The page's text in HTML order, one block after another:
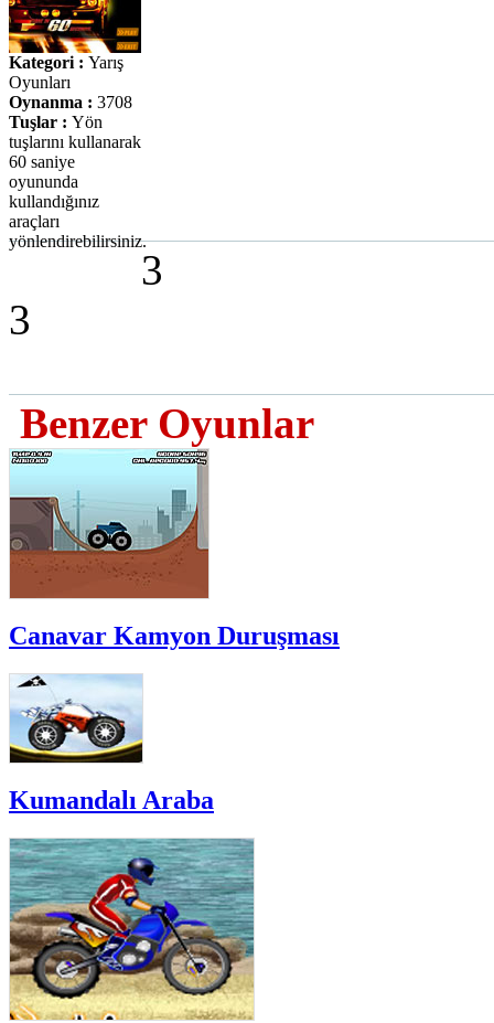
Kategori : Yarış
Oyunları
Oynanma : 3708
Tuşlar : Yön
tuşlarını kullanarak
60 saniye
oyununda
kullandığınız
araçları
yönlendirebilirsiniz.
3
3
Benzer Oyunlar
Canavar Kamyon Duruşması
Kumandalı Araba